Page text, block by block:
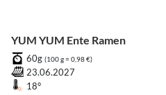
YUM YUM Ente Ramen
60g (100 g = 0,98 €)
23.06.2027
18°